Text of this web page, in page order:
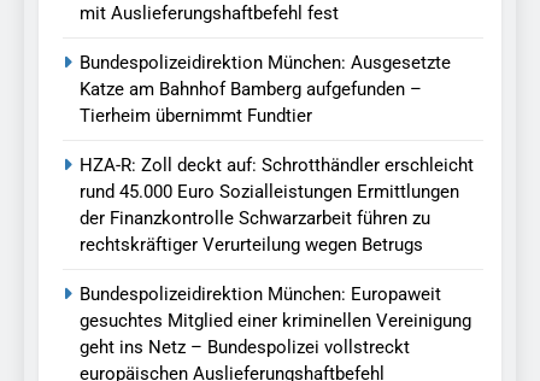
mit Auslieferungshaftbefehl fest
Bundespolizeidirektion München: Ausgesetzte
Katze am Bahnhof Bamberg aufgefunden –
Tierheim übernimmt Fundtier
HZA-R: Zoll deckt auf: Schrotthändler erschleicht
rund 45.000 Euro Sozialleistungen Ermittlungen
der Finanzkontrolle Schwarzarbeit führen zu
rechtskräftiger Verurteilung wegen Betrugs
Bundespolizeidirektion München: Europaweit
gesuchtes Mitglied einer kriminellen Vereinigung
geht ins Netz – Bundespolizei vollstreckt
europäischen Auslieferungshaftbefehl